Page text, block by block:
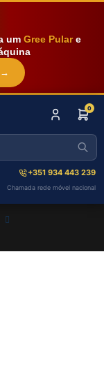
um Gree Pulare
→
0
+351 934 443 239
Chamada rede móvel nacional